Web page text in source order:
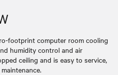
footprint computer room cooling
humidity control and air
ceiling and is easy to service,